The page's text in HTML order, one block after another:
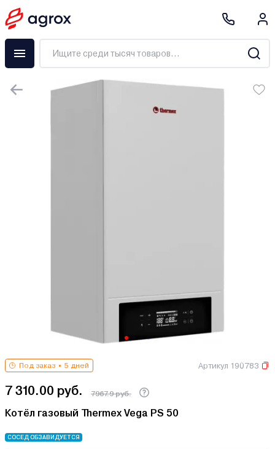
Под заказ 5 дней Артикул 190783
7 310.00 руб. 7967.9 руб.
Котёл газовый Thermex Vega PS 50
СОСЕД ОБЗАВИДУЕТСЯ